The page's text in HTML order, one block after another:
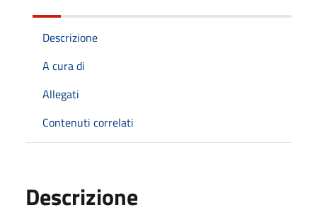
Descrizione
A cura di
Allegati
Contenuti correlati
Descrizione